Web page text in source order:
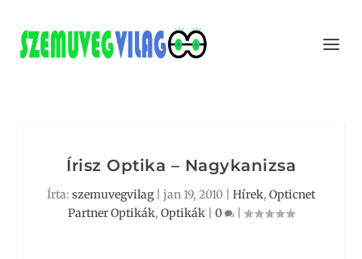
Írisz Optika – Nagykanizsa
Írta: szemuvegvilag| jan 19, 2010 Hírek, Opticnet
Partner Optikák, Optikák 0